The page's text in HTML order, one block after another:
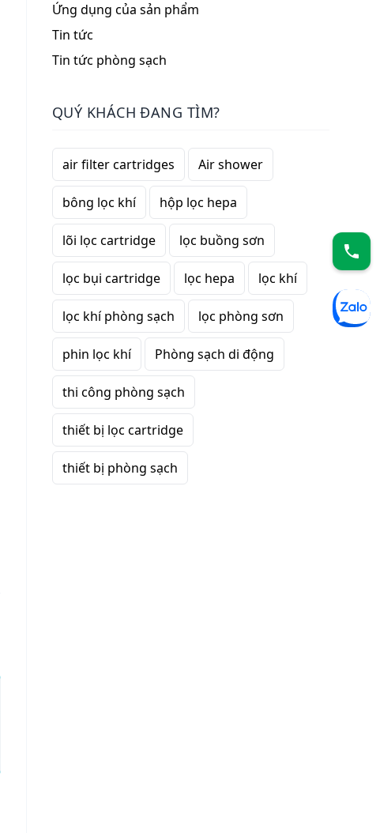
Ứng dụng của sản phẩm
Tin tức
Tin tức phòng sạch
QUÝ KHÁCH ĐANG TÌM?
air filter cartridges Air shower
bông lọc khí hộp lọc hepa
lõi lọc cartridge lọc buồng sơn
lọc bụi cartridge lọc hepa lọc khí
lọc khí phòng sạch lọc phòng sơn
phin lọc khí Phòng sạch di động
thi công phòng sạch
thiết bị lọc cartridge
thiết bị phòng sạch